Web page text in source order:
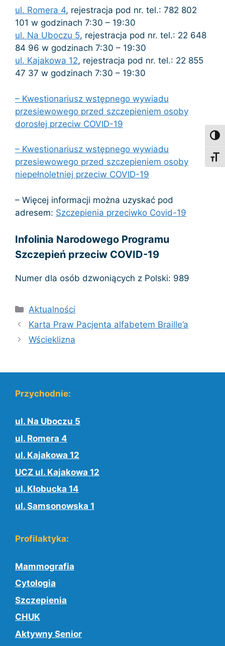
ul. Romera 4, rejestracja pod nr. tel.: 782 802
101 w godzinach 7:30 – 19:30
ul. Na Uboczu 5, rejestracja pod nr. tel.: 22 648
84 96 w godzinach 7:30 – 19:30
ul. Kajakowa 12, rejestracja pod nr. tel.: 22 855
47 37 w godzinach 7:30 – 19:30
– Kwestionariusz wstępnego wywiadu
przesiewowego przed szczepieniem osoby
dorosłej przeciw COVID-19
– Kwestionariusz wstępnego wywiadu
przesiewowego przed szczepieniem osoby
niepełnoletniej przeciw COVID-19
– Więcej informacji można uzyskać pod
adresem: Szczepienia przeciwko Covid-19
Infolinia Narodowego Programu
Szczepień przeciw COVID-19
Numer dla osób dzwoniących z Polski: 989
Kategorie
Aktualności
Karta Praw Pacjenta alfabetem Braille’a
Wścieklizna
Przychodnie:
ul. Na Uboczu 5
ul. Romera 4
ul. Kajakowa 12
UCZ ul. Kajakowa 12
ul. Kłobucka 14
ul. Samsonowska 1
Profilaktyka:
Mammografia
Cytologia
Szczepienia
CHUK
Aktywny Senior